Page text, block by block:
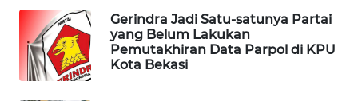
Gerindra Jadi Satu-satunya Partai
yang Belum Lakukan
Pemutakhiran Data Parpol di KPU
Kota Bekasi
UMKM
WAHANA
SELEB